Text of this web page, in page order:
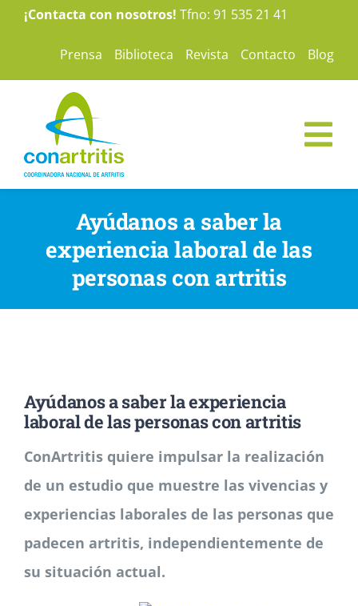
Saltar¡Contacta con nosotros! Tfno: 91 535 21 41
Prensa Biblioteca Revista Contacto Blog
La Artritis
Noticias
Colabora
Asóciate
Ayúdanos a saber la
experiencia laboral de las
personas con artritis
Ayúdanos a saber la experiencia
laboral de las personas con artritis
ConArtritis quiere impulsar la realización
de un estudio que muestre las vivencias y
experiencias laborales de las personas que
padecen artritis, independientemente de
su situación actual.